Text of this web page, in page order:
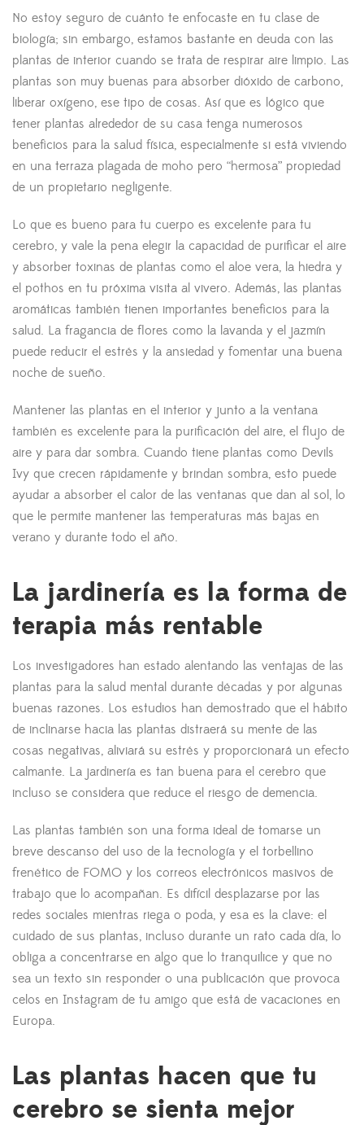
No estoy seguro de cuánto te enfocaste en tu clase de
biología; sin embargo, estamos bastante en deuda con las
plantas de interior cuando se trata de respirar aire limpio. Las
plantas son muy buenas para absorber dióxido de carbono,
liberar oxígeno, ese tipo de cosas. Así que es lógico que
tener plantas alrededor de su casa tenga numerosos
beneficios para la salud física, especialmente si está viviendo
en una terraza plagada de moho pero “hermosa” propiedad
de un propietario negligente.
Lo que es bueno para tu cuerpo es excelente para tu
cerebro, y vale la pena elegir la capacidad de purificar el aire
y absorber toxinas de plantas como el aloe vera, la hiedra y
el pothos en tu próxima visita al vivero. Además, las plantas
aromáticas también tienen importantes beneficios para la
salud. La fragancia de flores como la lavanda y el jazmín
puede reducir el estrés y la ansiedad y fomentar una buena
noche de sueño.
Mantener las plantas en el interior y junto a la ventana
también es excelente para la purificación del aire, el flujo de
aire y para dar sombra. Cuando tiene plantas como Devils
Ivy que crecen rápidamente y brindan sombra, esto puede
ayudar a absorber el calor de las ventanas que dan al sol, lo
que le permite mantener las temperaturas más bajas en
verano y durante todo el año.
La jardinería es la forma de
terapia más rentable
Los investigadores han estado alentando las ventajas de las
plantas para la salud mental durante décadas y por algunas
buenas razones. Los estudios han demostrado que el hábito
de inclinarse hacia las plantas distraerá su mente de las
cosas negativas, aliviará su estrés y proporcionará un efecto
calmante. La jardinería es tan buena para el cerebro que
incluso se considera que reduce el riesgo de demencia.
Las plantas también son una forma ideal de tomarse un
breve descanso del uso de la tecnología y el torbellino
frenético de FOMO y los correos electrónicos masivos de
trabajo que lo acompañan. Es difícil desplazarse por las
redes sociales mientras riega o poda, y esa es la clave: el
cuidado de sus plantas, incluso durante un rato cada día, lo
obliga a concentrarse en algo que lo tranquilice y que no
sea un texto sin responder o una publicación que provoca
celos en Instagram de tu amigo que está de vacaciones en
Europa.
Las plantas hacen que tu
cerebro se sienta mejor